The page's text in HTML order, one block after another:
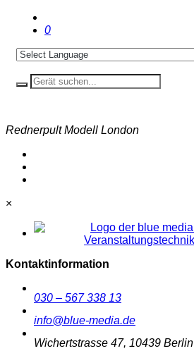
0
Rednerpult Modell London
×
Kontaktinformation
030 – 567 338 13
info@blue-media.de
Wichertstrasse 47, 10439 Berlin